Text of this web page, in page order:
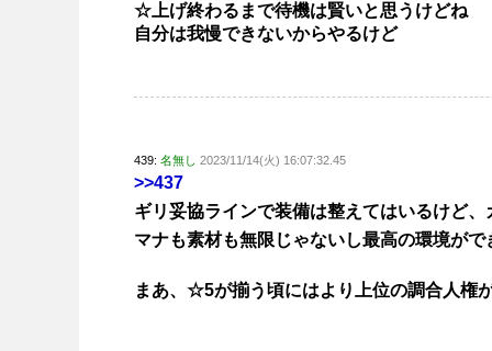
☆上げ終わるまで待機は賢いと思うけどね
自分は我慢できないからやるけど
439: 名無し 2023/11/14(火) 16:07:32.45
>>437
ギリ妥協ラインで装備は整えてはいるけど
マナも素材も無限じゃないし最高の環境が
まあ、☆5が揃う頃にはより上位の調合人権